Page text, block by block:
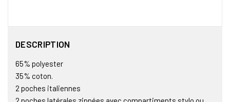
DESCRIPTION
65% polyester
35% coton.
2 poches italiennes